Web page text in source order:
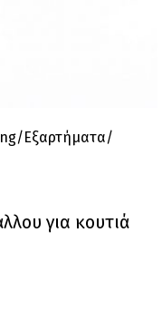
Εξαρτήματα
για κουτιά